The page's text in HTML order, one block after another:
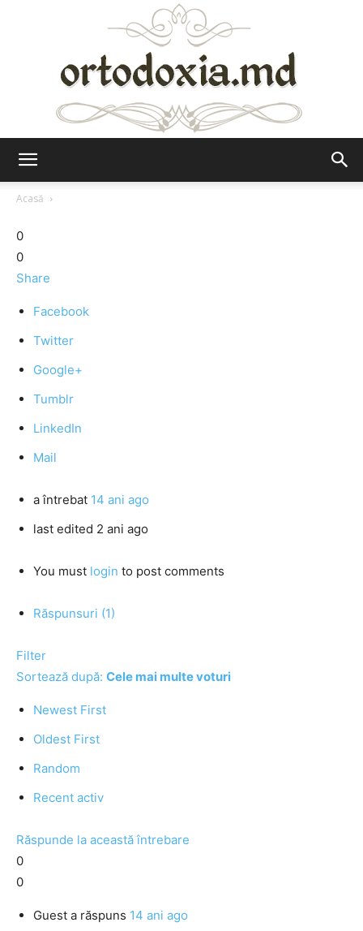
Acasă
0
0
Share
Facebook
Twitter
Google+
Tumblr
LinkedIn
Mail
a întrebat 14 ani ago
last edited 2 ani ago
You must login to post comments
Răspunsuri (1)
Filter
Sortează după: Cele mai multe voturi
Newest First
Oldest First
Random
Recent activ
Răspunde la această întrebare
0
0
Guest a răspuns 14 ani ago